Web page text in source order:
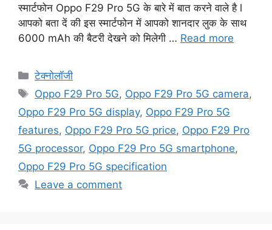
स्मार्टफोन Oppo F29 Pro 5G के बारे में बात करने वाले है l
आपको बता दें की इस स्मार्टफोन में आपको शानदार लुक के साथ
6000 mAh की बैटरी देखने को मिलेगी … Read more
Categories
टेक्नोलॉजी
Tags
Oppo F29 Pro 5G, Oppo F29 Pro 5G camera,
Oppo F29 Pro 5G display, Oppo F29 Pro 5G
features, Oppo F29 Pro 5G price, Oppo F29 Pro
5G processor, Oppo F29 Pro 5G smartphone,
Oppo F29 Pro 5G specification
Leave a comment